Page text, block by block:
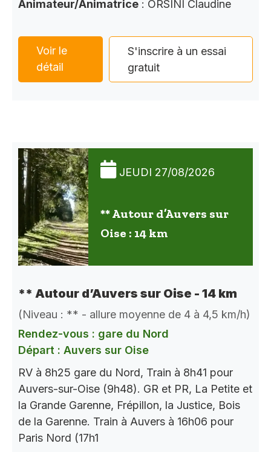
Animateur/Animatrice : ORSINI Claudine
Voir le
détail
S'inscrire à un essai
gratuit
JEUDI 27/08/2026
** Autour d’Auvers sur
Oise : 14 km
** Autour d’Auvers sur Oise - 14 km
(Niveau : ** - allure moyenne de 4 à 4,5 km/h)
Rendez-vous : gare du Nord
Départ : Auvers sur Oise
RV à 8h25 gare du Nord, Train à 8h41 pour
Auvers-sur-Oise (9h48). GR et PR, La Petite et
la Grande Garenne, Frépillon, la Justice, Bois
de la Garenne. Train à Auvers à 16h06 pour
Paris Nord (17h1